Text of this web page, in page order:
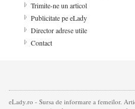
Trimite-ne un articol
Publicitate pe eLady
Director adrese utile
Contact
eLady.ro - Sursa de informare a femeilor.